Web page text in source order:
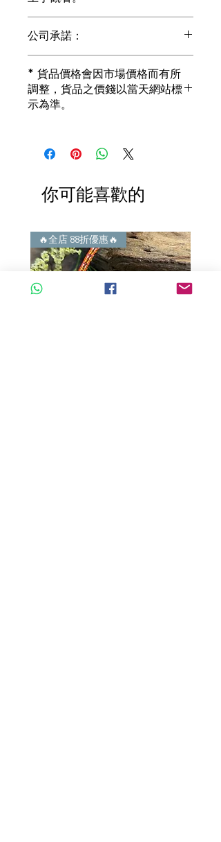
（訂金只接受 現金 或 信用卡）
公司承諾：
冇加色！冇化妝！
i) 所有已鑲玉器珠寶丶玉鐲丶擺件皆 奉
送 [香港翡翠鑑証書]
i) 成色足。冇鍍金！冇包金！冇假金！
3) 顧客所花費一分一毫全部都是珠寶本
i) 無佣金！無租金！無買手費！真真正
正行內批發價。
謝絕紙上談兵。
* 貨品價格會因市場價格而有所
調整，貨品之價錢以當天網站標
示為準。
你可能喜歡的
🔥全店 88折優惠🔥